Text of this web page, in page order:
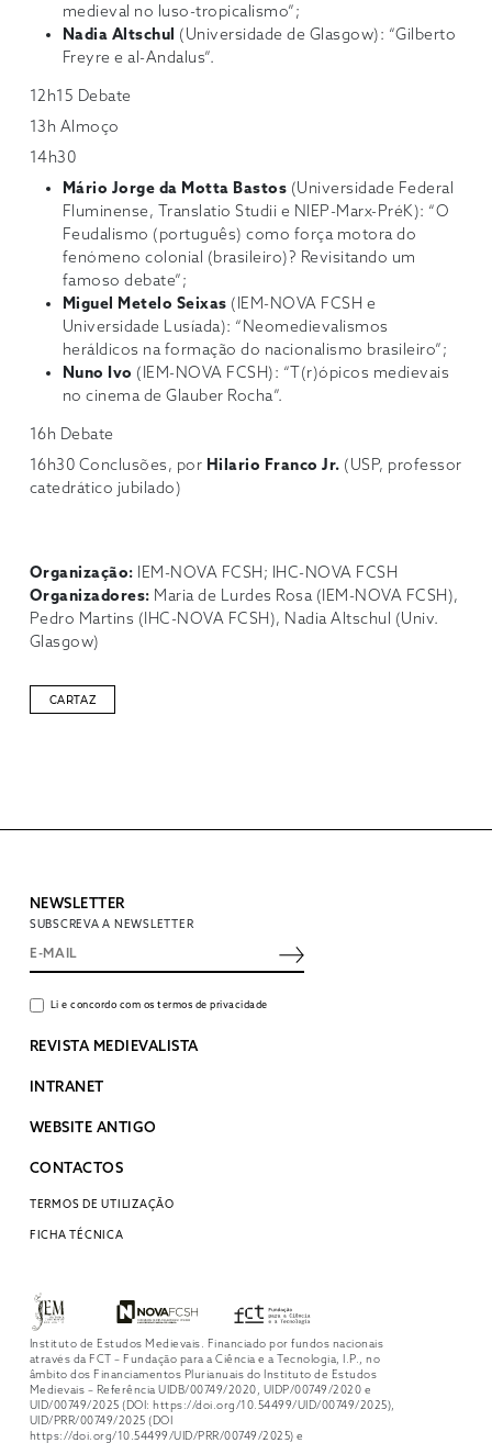
medieval no luso-tropicalismo”;
Nadia Altschul (Universidade de Glasgow): “Gilberto
Freyre e al-Andalus”.
12h15 Debate
13h Almoço
14h30
Mário Jorge da Motta Bastos (Universidade Federal
Fluminense, Translatio Studii e NIEP-Marx-PréK): “O
Feudalismo (português) como força motora do
fenómeno colonial (brasileiro)? Revisitando um
famoso debate”;
Miguel Metelo Seixas (IEM-NOVA FCSH e
Universidade Lusíada): “Neomedievalismos
heráldicos na formação do nacionalismo brasileiro”;
Nuno Ivo (IEM-NOVA FCSH): “T(r)ópicos medievais
no cinema de Glauber Rocha”.
16h Debate
16h30 Conclusões, por Hilario Franco Jr. (USP, professor
catedrático jubilado)
Organização: IEM-NOVA FCSH; IHC-NOVA FCSH
Organizadores: Maria de Lurdes Rosa (IEM-NOVA FCSH),
Pedro Martins (IHC-NOVA FCSH), Nadia Altschul (Univ.
Glasgow)
CARTAZ
NEWSLETTER
SUBSCREVA A NEWSLETTER
Li e concordo com os termos de privacidade
REVISTA MEDIEVALISTA
INTRANET
WEBSITE ANTIGO
CONTACTOS
TERMOS DE UTILIZAÇÃO
FICHA TÉCNICA
Instituto de Estudos Medievais. Financiado por fundos nacionais
através da FCT – Fundação para a Ciência e a Tecnologia, I.P., no
âmbito dos Financiamentos Plurianuais do Instituto de Estudos
Medievais – Referência UIDB/00749/2020, UIDP/00749/2020 e
UID/00749/2025 (DOI: https://doi.org/10.54499/UID/00749/2025),
UID/PRR/00749/2025 (DOI
https://doi.org/10.54499/UID/PRR/00749/2025) e